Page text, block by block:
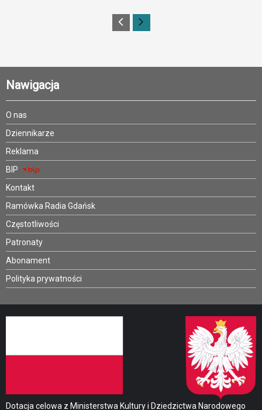
Nawigacja
O nas
Dziennikarze
Reklama
BIP
Kontakt
Ramówka Radia Gdańsk
Częstotliwości
Patronaty
Abonament
Polityka prywatności
Dotacja celowa z Ministerstwa Kultury i Dziedzictwa Narodowego